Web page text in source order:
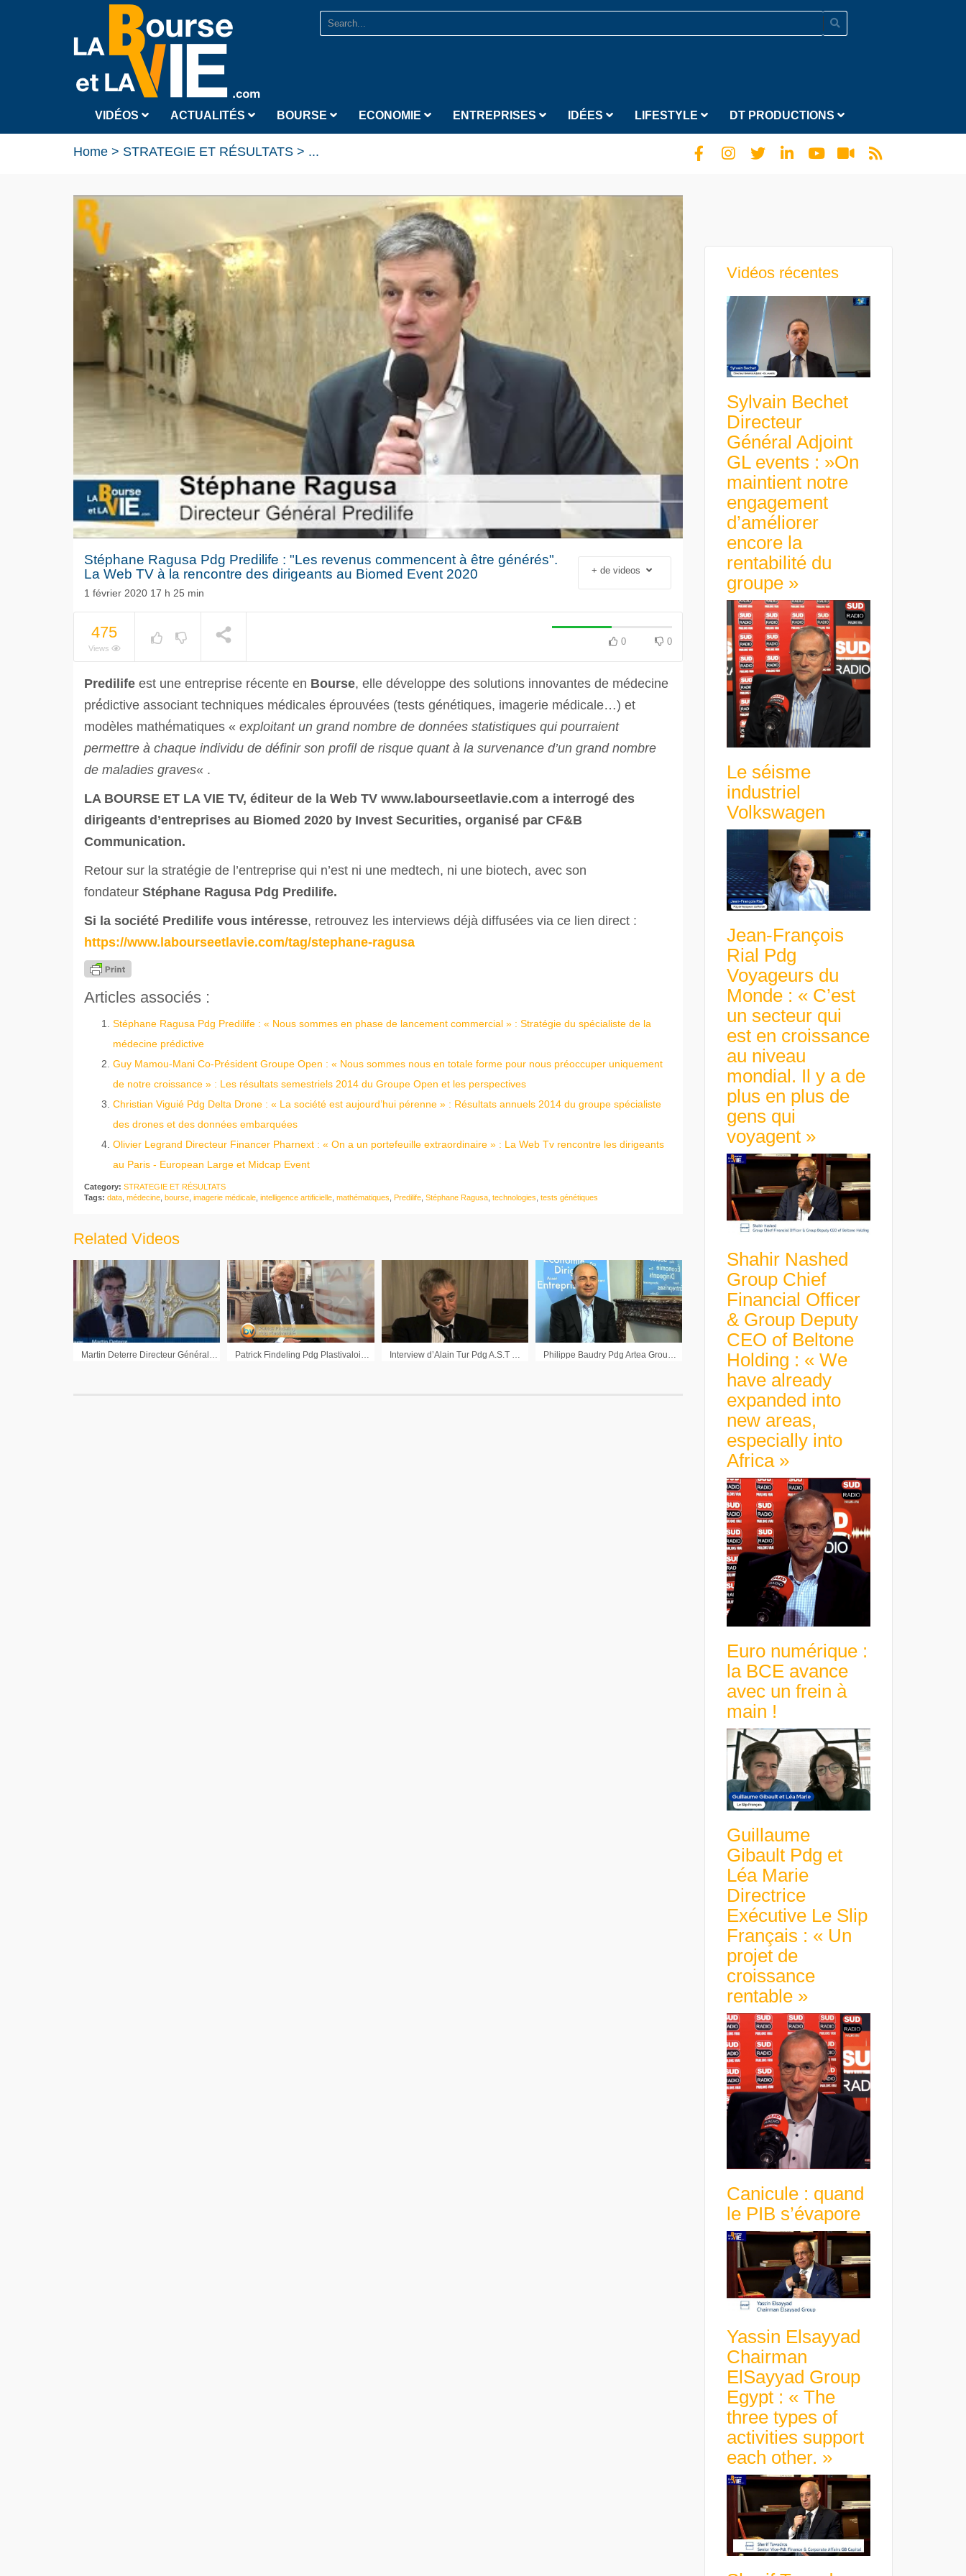
VIDÉOS ACTUALITÉS BOURSE ECONOMIE ENTREPRISES IDÉES LIFESTYLE DT PRODUCTIONS
Home > STRATEGIE ET RÉSULTATS > ...
croissance au niveau mondial.
Holding : « We have already
Euro numérique : la BCE
avance avec un frein à main !
Stéphane Ragusa Pdg Predilife : "Les revenus commencent à être générés".
La Web TV à la rencontre des dirigeants au Biomed Event 2020
1 février 2020 17 h 25 min
+ de videos
475
Views
0 0
Predilife est une entreprise récente en Bourse, elle développe des solutions innovantes de médecine
pré́dictive associant techniques médicales éprouvées (tests génétiques, imagerie médicale…) et
modèles mathé́matiques « exploitant un grand nombre de données statistiques qui pourraient
permettre à chaque individu de définir son profil de risque quant à la survenance d’un grand nombre
de maladies graves« .
LA BOURSE ET LA VIE TV, éditeur de la Web TV www.labourseetlavie.com a interrogé des
dirigeants d’entreprises au Biomed 2020 by Invest Securities, organisé par CF&B
Communication.
Retour sur la stratégie de l’entreprise qui n’est ni une medtech, ni une biotech, avec son
fondateur Stéphane Ragusa Pdg Predilife.
Si la société Predilife vous intéresse, retrouvez les interviews déjà diffusées via ce lien direct :
https://www.labourseetlavie.com/tag/stephane-ragusa
Articles associés :
Stéphane Ragusa Pdg Predilife : « Nous sommes en phase de lancement commercial » : Stratégie du spécialiste de la
médecine prédictive
Guy Mamou-Mani Co-Président Groupe Open : « Nous sommes nous en totale forme pour nous préoccuper uniquement
de notre croissance » : Les résultats semestriels 2014 du Groupe Open et les perspectives
Christian Viguié Pdg Delta Drone : « La société est aujourd’hui pérenne » : Résultats annuels 2014 du groupe spécialiste
des drones et des données embarquées
Olivier Legrand Directeur Financer Pharnext : « On a un portefeuille extraordinaire » : La Web Tv rencontre les dirigeants
au Paris - European Large et Midcap Event
Category: STRATEGIE ET RÉSULTATS
Tags: data médecine bourse imagerie médicale intelligence artificielle mathématiques Predilife Stéphane Ragusa technologies tests génétiques
Related Videos
Vidéos récentes
Sylvain Bechet
Directeur
Général Adjoint
GL events : »On
maintient notre
engagement
d’améliorer
encore la
rentabilité du
groupe »
Le séisme
industriel
Volkswagen
Jean-François
Rial Pdg
Voyageurs du
Monde : « C’est
un secteur qui
est en croissance
au niveau
mondial. Il y a de
plus en plus de
gens qui
voyagent »
Shahir Nashed
Group Chief
Financial Officer
& Group Deputy
CEO of Beltone
Holding : « We
have already
expanded into
new areas,
especially into
Africa »
Euro numérique :
la BCE avance
avec un frein à
main !
Guillaume
Gibault Pdg et
Léa Marie
Directrice
Exécutive Le Slip
Français : « Un
projet de
croissance
rentable »
Canicule : quand
le PIB s’évapore
Yassin Elsayyad
Chairman
ElSayyad Group
Egypt : « The
three types of
activities support
each other. »